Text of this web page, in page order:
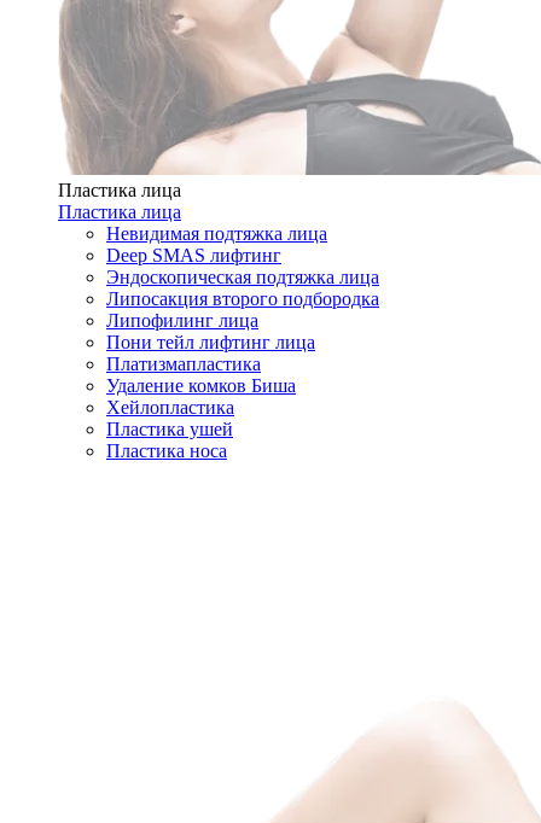
Пластика лица
Пластика лица
Невидимая подтяжка лица
Deep SMAS лифтинг
Эндоскопическая подтяжка лица
Липосакция второго подбородка
Липофилинг лица
Пони тейл лифтинг лица
Платизмапластика
Удаление комков Биша
Хейлопластика
Пластика ушей
Пластика носа